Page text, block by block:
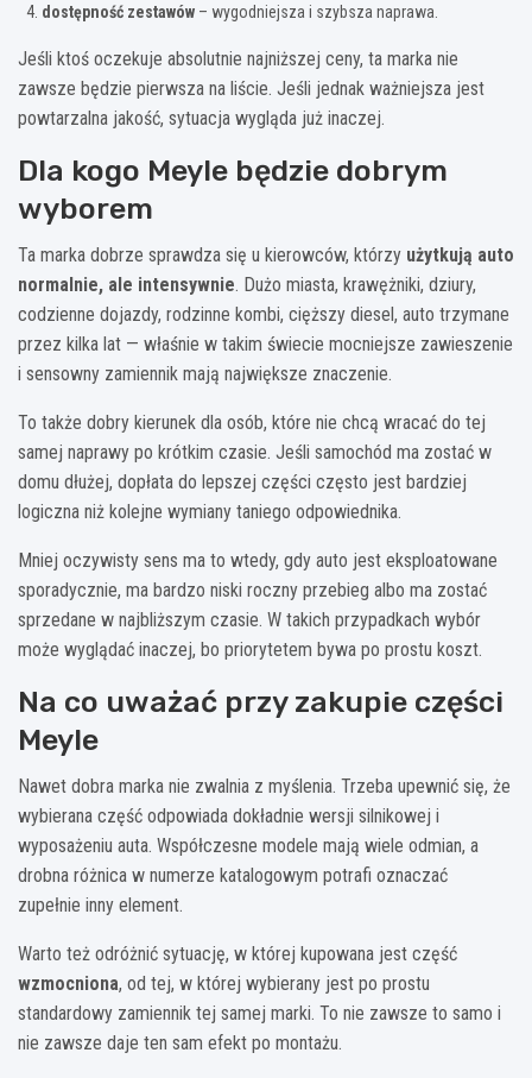
dostępność zestawów – wygodniejsza i szybsza naprawa.
Jeśli ktoś oczekuje absolutnie najniższej ceny, ta marka nie
zawsze będzie pierwsza na liście. Jeśli jednak ważniejsza jest
powtarzalna jakość, sytuacja wygląda już inaczej.
Dla kogo Meyle będzie dobrym
wyborem
Ta marka dobrze sprawdza się u kierowców, którzy użytkują auto
normalnie, ale intensywnie. Dużo miasta, krawężniki, dziury,
codzienne dojazdy, rodzinne kombi, cięższy diesel, auto trzymane
przez kilka lat — właśnie w takim świecie mocniejsze zawieszenie
i sensowny zamiennik mają największe znaczenie.
To także dobry kierunek dla osób, które nie chcą wracać do tej
samej naprawy po krótkim czasie. Jeśli samochód ma zostać w
domu dłużej, dopłata do lepszej części często jest bardziej
logiczna niż kolejne wymiany taniego odpowiednika.
Mniej oczywisty sens ma to wtedy, gdy auto jest eksploatowane
sporadycznie, ma bardzo niski roczny przebieg albo ma zostać
sprzedane w najbliższym czasie. W takich przypadkach wybór
może wyglądać inaczej, bo priorytetem bywa po prostu koszt.
Na co uważać przy zakupie części
Meyle
Nawet dobra marka nie zwalnia z myślenia. Trzeba upewnić się, że
wybierana część odpowiada dokładnie wersji silnikowej i
wyposażeniu auta. Współczesne modele mają wiele odmian, a
drobna różnica w numerze katalogowym potrafi oznaczać
zupełnie inny element.
Warto też odróżnić sytuację, w której kupowana jest część
wzmocniona, od tej, w której wybierany jest po prostu
standardowy zamiennik tej samej marki. To nie zawsze to samo i
nie zawsze daje ten sam efekt po montażu.